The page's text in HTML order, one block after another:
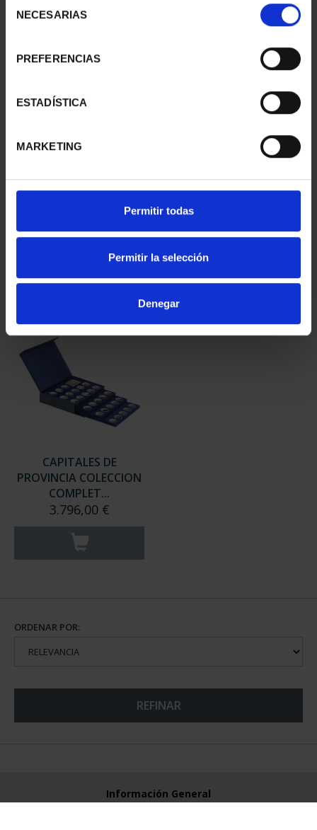
NECESARIAS
PREFERENCIAS
ESTADÍSTICA
MARKETING
Permitir todas
Permitir la selección
Denegar
Sólo para usuarios
registrados
Sólo para usuarios
registrados
PROVINCIA 3
registrados
PROVINCIA 4
registrados
CAPITALES DE
PROVINCIA COLECCION
COMPLET...
3.796,00 €
ORDENAR POR:
REFINAR
Información General